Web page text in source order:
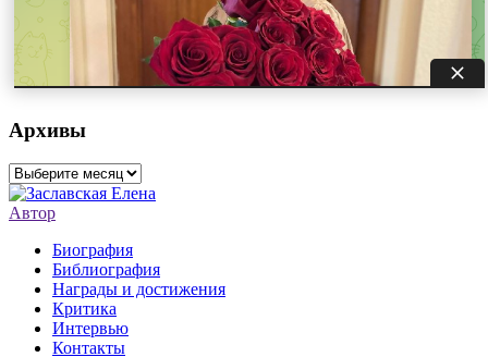
Архивы
Архивы
Автор
Биография
Библиография
Награды и достижения
Критика
Интервью
Контакты